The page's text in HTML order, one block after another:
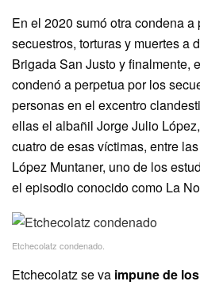
En el 2020 sumó otra condena a
secuestros, torturas y muertes a
Brigada San Justo y finalmente,
condenó a perpetua por los
personas en el excentro
ellas el albañil Jorge Julio
cuatro de esas víctimas, entre
López Muntaner, uno de los
el episodio conocido como La
Etchecolatz condenado.
Etchecolatz se va impune de